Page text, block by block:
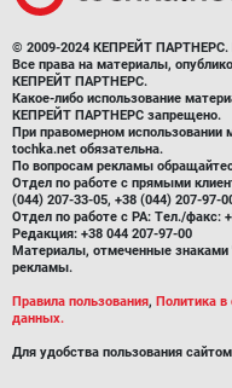
© 2009-2024 КЕПРЕЙТ
Все права на материалы,
КЕПРЕЙТ ПАРТНЕРС.
Какое-либо использование
КЕПРЕЙТ ПАРТНЕРС запрещено.
При правомерном использовании
tochka.net обязательна.
По вопросам рекламы
Отдел по работе с прямыми
(044) 207-33-05, +38 (044) 207-97-
Отдел по работе с РА: Тел./факс:
Редакция: +38 044 207-97-00
Материалы, отмеченные знаками
рекламы.
Правила пользования, Политика в
данных.
Для удобства пользования